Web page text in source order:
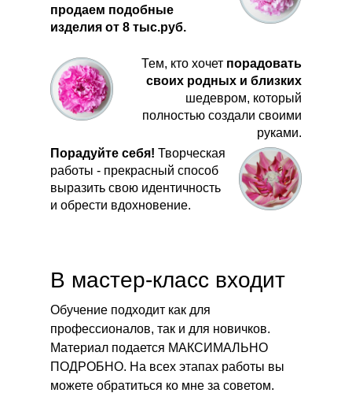
продаем подобные
изделия от 8 тыс.руб.
Тем, кто хочет порадовать
своих родных и близких
шедевром, который
полностью создали своими
руками.
Порадуйте себя! Творческая
работы - прекрасный способ
выразить свою идентичность
и обрести вдохновение.
В мастер-класс входит
Обучение подходит как для
профессионалов, так и для новичков.
Материал подается МАКСИМАЛЬНО
ПОДРОБНО. На всех этапах работы вы
можете обратиться ко мне за советом.